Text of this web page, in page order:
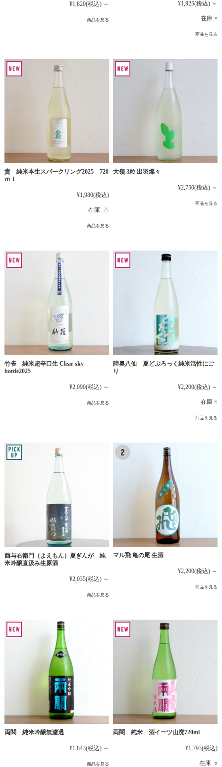
¥1,820(税込) ～
商品を見る
¥1,925(税込) ～
在庫 ×
商品を見る
貴 純米本生スパークリング2025 720
ｍｌ
¥1,980(税込)
在庫 △
商品を見る
大嶺 3粒 出羽燦々
¥2,750(税込) ～
商品を見る
竹雀 純米超辛口生 Clear sky
bottle2025
¥2,090(税込) ～
商品を見る
陸奥八仙 夏どぶろっく純米活性にご
り
¥2,200(税込) ～
在庫 ×
商品を見る
酉与右衛門（よえもん）夏ぎんが 純
米吟醸直汲み生原酒
¥2,035(税込) ～
商品を見る
マル飛 亀の尾 生酒
¥2,200(税込) ～
商品を見る
両関 純米吟醸無濾過
¥1,843(税込) ～
商品を見る
両関 純米 酒イーツ山廃720ml
¥1,793(税込)
在庫 ○